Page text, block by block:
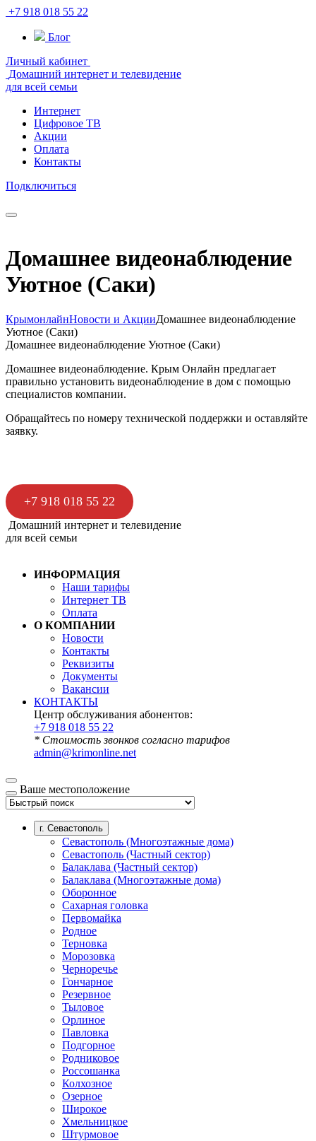
+7 918 018 55 22
Блог
Личный кабинет
Домашний интернет и телевидение
для всей семьи
Интернет
Цифровое ТВ
Акции
Оплата
Контакты
Подключиться
Домашнее видеонаблюдение
Уютное (Саки)
КрымонлайнНовости и АкцииДомашнее видеонаблюдение
Уютное (Саки)
Домашнее видеонаблюдение Уютное (Саки)
Домашнее видеонаблюдение. Крым Онлайн предлагает
правильно установить видеонаблюдение в дом с помощью
специалистов компании.
Обращайтесь по номеру технической поддержки и оставляйте
заявку.
+7 918 018 55 22
Домашний интернет и телевидение
для всей семьи
ИНФОРМАЦИЯ
Наши тарифы
Интернет ТВ
Оплата
О КОМПАНИИ
Новости
Контакты
Реквизиты
Документы
Вакансии
КОНТАКТЫ
Центр обслуживания абонентов:
+7 918 018 55 22
* Стоимость звонков согласно тарифов
admin@krimonline.net
Ваше местоположение
г. Севастополь
Севастополь (Многоэтажные дома)
Севастополь (Частный сектор)
Балаклава (Частный сектор)
Балаклава (Многоэтажные дома)
Оборонное
Сахарная головка
Первомайка
Родное
Терновка
Морозовка
Черноречье
Гончарное
Резервное
Тыловое
Орлиное
Павловка
Подгорное
Родниковое
Россошанка
Колхозное
Озерное
Широкое
Хмельницкое
Штурмовое